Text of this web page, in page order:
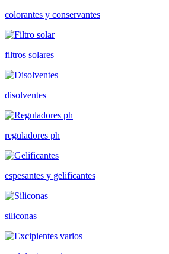
colorantes y conservantes
filtros solares
disolventes
reguladores ph
espesantes y gelificantes
siliconas